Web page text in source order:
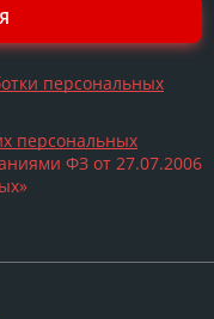
персональных
персональных
ФЗ от 27.07.2006